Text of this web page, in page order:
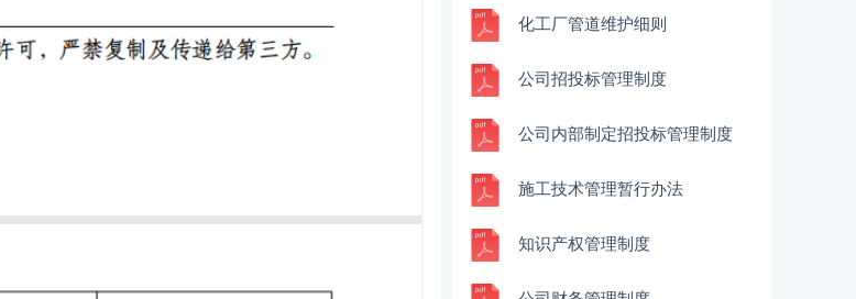
化工厂管道维护细则
公司招投标管理制度
公司内部制定招投标管理制度
施工技术管理暂行办法
知识产权管理制度